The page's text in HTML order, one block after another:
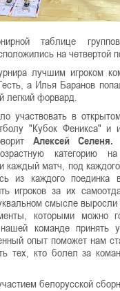
таблице
на четвертой
лучшим игроком
а Илья Баранов
легкий форвард.
участвовать в
"Кубок Феникса" и
Алексей Селеня.
категорию
каждый матч, под
из каждого поединка
игроков за их
смысле выросли
которыми можно
команде принять
опыт поможет нам
тех, кто болел за
белорусской